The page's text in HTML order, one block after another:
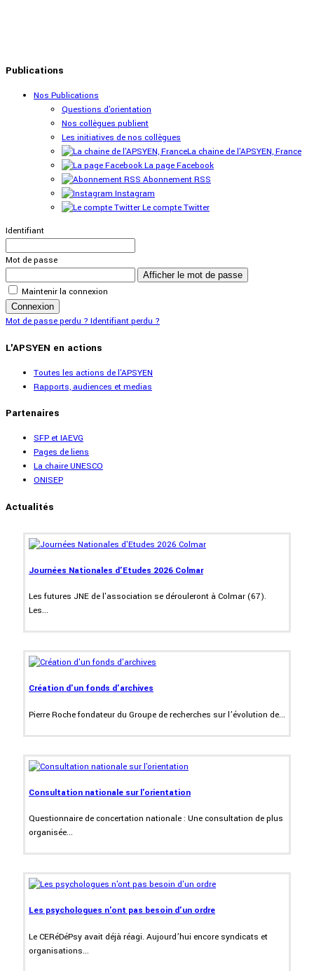
Publications
Nos Publications
Questions d'orientation
Nos collègues publient
Les initiatives de nos collègues
La chaine de l'APSYEN, France
La page Facebook
Abonnement RSS
Instagram
Le compte Twitter
Identifiant
Mot de passe
Afficher le mot de passe
Maintenir la connexion
Connexion
Mot de passe perdu ?Identifiant perdu ?
L'APSYEN en actions
Toutes les actions de l'APSYEN
Rapports, audiences et medias
Partenaires
SFP et IAEVG
Pages de liens
La chaire UNESCO
ONISEP
Actualités
Journées Nationales d'Etudes 2026 Colmar
Les futures JNE de l'association se dérouleront à Colmar (67).
Les...
Création d'un fonds d'archives
Pierre Roche fondateur du Groupe de recherches sur l’évolution de...
Consultation nationale sur l'orientation
Questionnaire de concertation nationale : Une consultation de plus
organisée...
Les psychologues n'ont pas besoin d'un ordre
Le CERéDéPsy avait déjà réagi. Aujourd’hui encore syndicats et
organisations...